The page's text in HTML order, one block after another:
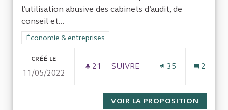
l’utilisation abusive des cabinets d’audit, de
conseil et...
Filtrer les résultats de la catégorie : Économie & entreprises
Économie & entreprises
CRÉÉ LE
11/05/2022
21 21 ABONNÉS
SUIVRE
35 2
VOIR LA PROPOSITION